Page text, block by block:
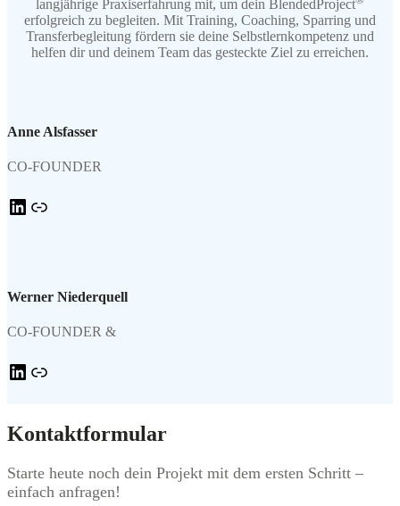
langjährige Praxiserfahrung mit, um dein BlendedProject
erfolgreich zu begleiten. Mit Training, Coaching, Sparring und
Transferbegleitung fördern sie deine Selbstlernkompetenz und
helfen dir und deinem Team das gesteckte Ziel zu erreichen.
Anne Alsfasser
CO-FOUNDER
LinkedIn Link
Werner Niederquell
CO-FOUNDER &
LinkedIn Link
Kontaktformular
Starte heute noch dein Projekt mit dem ersten Schritt –
einfach anfragen!